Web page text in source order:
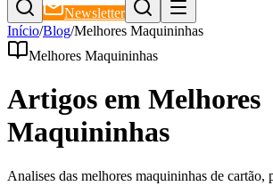
Newsletter
Início/Blog/Melhores Maquininhas
Melhores Maquininhas
Artigos em Melhores
Maquininhas
Analises das melhores maquininhas de cartão,